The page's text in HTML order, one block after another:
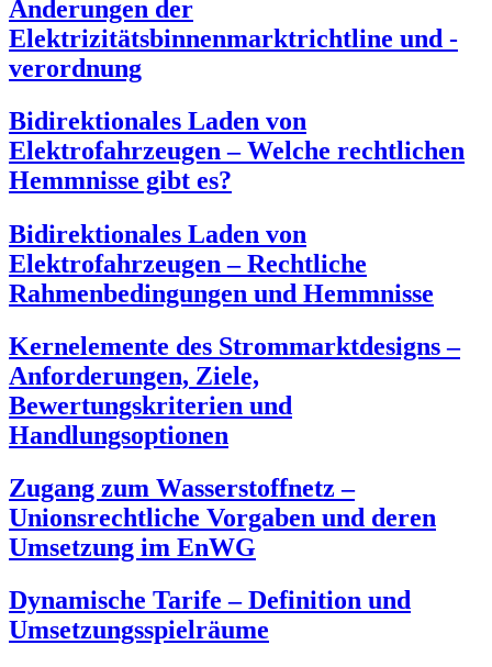
Änderungen der
Elektrizitätsbinnenmarktrichtline und -
verordnung
Bidirektionales Laden von
Elektrofahrzeugen – Welche rechtlichen
Hemmnisse gibt es?
Bidirektionales Laden von
Elektrofahrzeugen – Rechtliche
Rahmenbedingungen und Hemmnisse
Kernelemente des Strommarktdesigns –
Anforderungen, Ziele,
Bewertungskriterien und
Handlungsoptionen
Zugang zum Wasserstoffnetz –
Unionsrechtliche Vorgaben und deren
Umsetzung im EnWG
Dynamische Tarife – Definition und
Umsetzungsspielräume